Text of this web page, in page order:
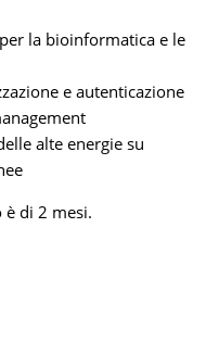
la bioinformatica e le
e autenticazione
alte energie su
è di 2 mesi.